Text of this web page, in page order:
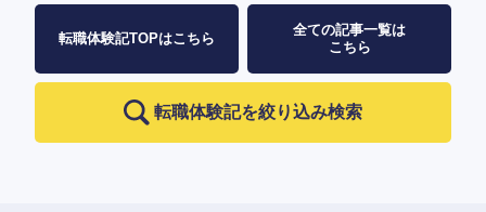
転職体験記TOPはこちら
転職体験記を絞り込み検索
全ての記事一覧は
こちら